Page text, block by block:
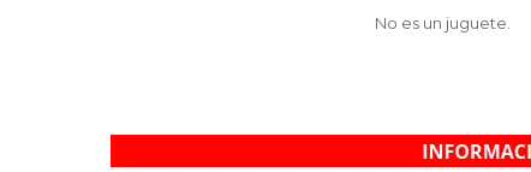
No es un juguete.